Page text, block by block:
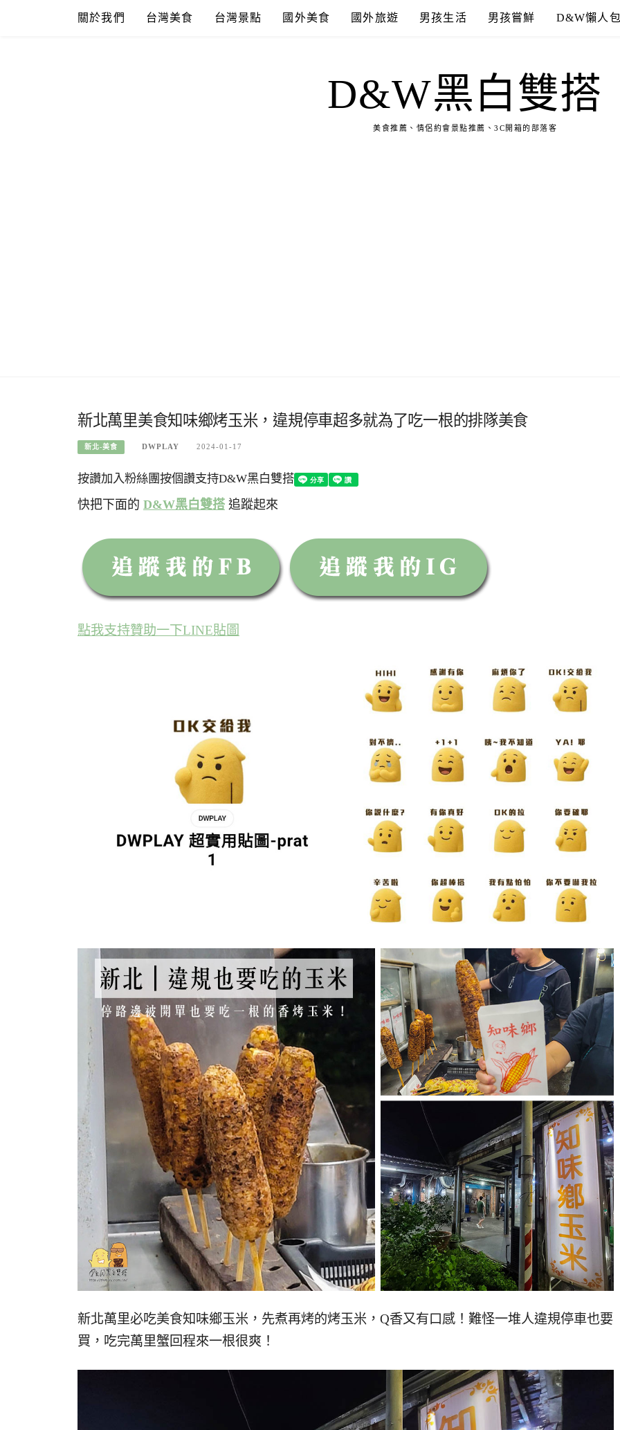
關於我們 台灣美食 台灣景點 國外美食 國外旅遊 男孩生活 男孩嘗鮮 D&W懶人
D&W黑白雙搭
美食推薦、情侶約會景點推薦、3C開箱的部落客
新北萬里美食知味鄉烤玉米，違規停車超多就為了吃一根的排隊美食
新北-美食 DWPLAY 2024-01-17
按讚加入粉絲團按個讚支持D&W黑白雙搭
快把下面的 D&W黑白雙搭 追蹤起來
點我支持贊助一下LINE貼圖
新北萬里必吃美食知味鄉玉米，先煮再烤的烤玉米，Q香又有口感！難怪一堆人違規停車也要
買，吃完萬里蟹回程來一根很爽！